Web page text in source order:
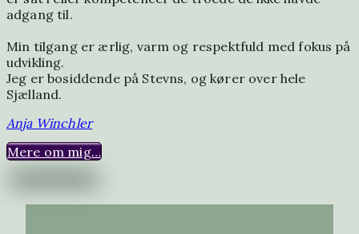
adgang til.
Min tilgang er ærlig, varm og respektfuld med fokus på
udvikling.
Jeg er bosiddende på Stevns, og kører over hele
Sjælland.
Anja Winchler
Mere om mig…